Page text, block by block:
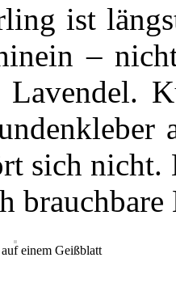
ist
–
Lavendel.
sich nicht.
einem Geißblatt